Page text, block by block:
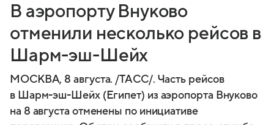
В аэропорту Внуково
отменили несколько рейсов в
Шарм-эш-Шейх
МОСКВА, 8 августа. /ТАСС/. Часть рейсов
в Шарм-эш-Шейх (Египет) из аэропорта Внуково
на 8 августа отменены по инициативе